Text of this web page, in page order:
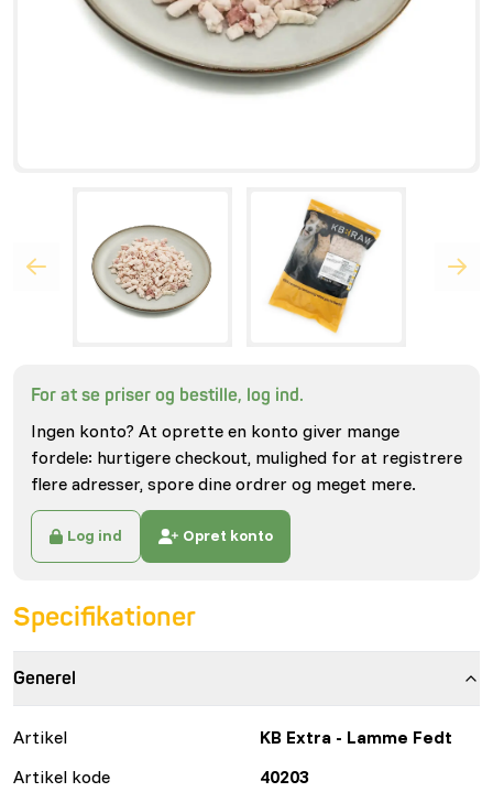
For at se priser og bestille, log ind.
Ingen konto? At oprette en konto giver mange
fordele: hurtigere checkout, mulighed for at registrere
flere adresser, spore dine ordrer og meget mere.
Log ind Opret konto
Specifikationer
Generel
Artikel
KB Extra - Lamme Fedt
Artikel kode
40203